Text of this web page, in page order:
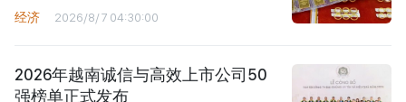
经济 2026/8/7 04:30:00
2026年越南诚信与高效上市公司50
强榜单正式发布